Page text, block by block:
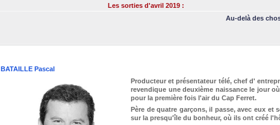
Les sorties d'avril 2019 :
Au-delà des choses
BATAILLE Pascal
Producteur et présentateur télé, chef d'
revendique une deuxième naissance le jour
pour la première fois l'air du Cap Ferret.
Père de quatre garçons, il passe, avec eux et
sur la presqu'île du bonheur, où ils ont créé